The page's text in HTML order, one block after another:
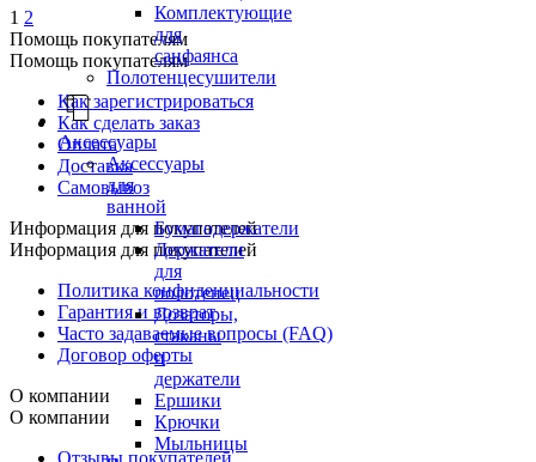
Комплектующие
для
санфаянса
Полотенцесушители
Аксессуары
Аксессуары
для
ванной
Бумагодержатели
Держатели
для
полотенец
Дозаторы,
стаканы
и
держатели
Ершики
Крючки
Мыльницы
1 2
Помощь покупателям
Помощь покупателям
Как зарегистрироваться
Как сделать заказ
Оплата
Доставка
Самовывоз
Информация для покупателей
Информация для покупателей
Политика конфиденциальности
Гарантия и возврат
Часто задаваемые вопросы (FAQ)
Договор оферты
О компании
О компании
Отзывы покупателей